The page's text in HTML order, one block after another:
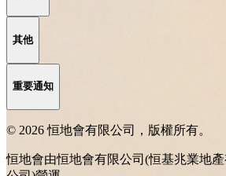
其他
重要通知
© 2026 恒地會有限公司，版權所有。
恒地會由恒地會有限公司(恒基兆業地